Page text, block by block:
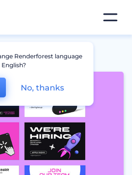
Renderforest language
No, thanks